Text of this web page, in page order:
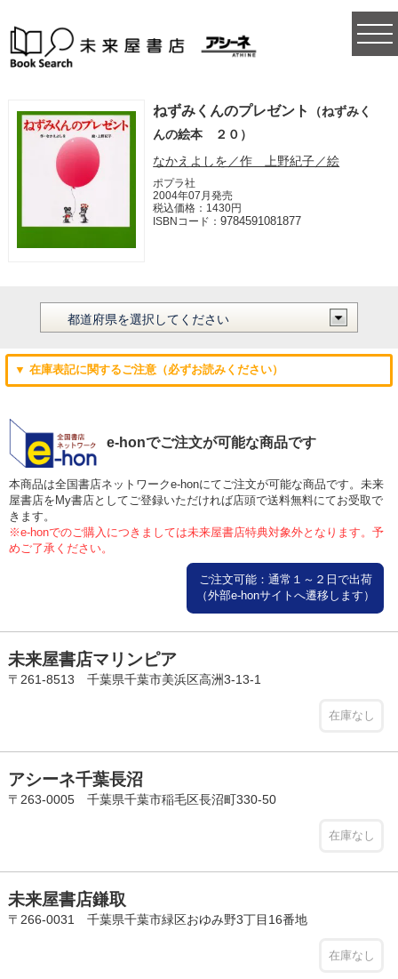
ねずみくんのプレゼント
（ねずみく
んの絵本 ２０）
なかえよしを／作 上野紀子／絵
ポプラ社
2004年07月発売
税込価格：1430円
ISBNコード：9784591081877
▼ 在庫表記に関するご注意（必ずお読みください）
e-honでご注文が可能な商品です
本商品は全国書店ネットワークe-honにてご注文が可能な商品です。未来
屋書店をMy書店としてご登録いただければ店頭で送料無料にてお受取で
きます。
※e-honでのご購入につきましては未来屋書店特典対象外となります。予
めご了承ください。
ご注文可能：通常１～２日で出荷
（外部e-honサイトへ遷移します）
未来屋書店マリンピア
〒261-8513 千葉県千葉市美浜区高洲3-13-1
在庫なし
アシーネ千葉長沼
〒263-0005 千葉県千葉市稲毛区長沼町330-50
在庫なし
未来屋書店鎌取
〒266-0031 千葉県千葉市緑区おゆみ野3丁目16番地
在庫なし